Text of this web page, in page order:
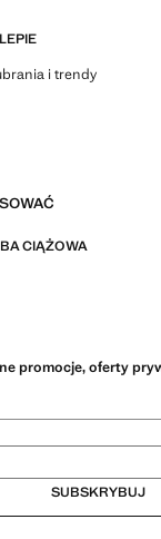
i trendy
CIĄŻOWA
promocje, oferty
SUBSKRYBUJ